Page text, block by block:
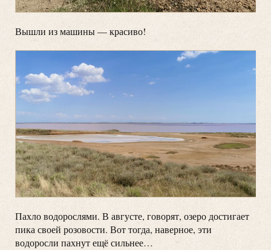
Вышли из машины — красиво!
Пахло водорослями. В августе, говорят, озеро достигает
пика своей розовости. Вот тогда, наверное, эти
водоросли пахнут ещё сильнее…